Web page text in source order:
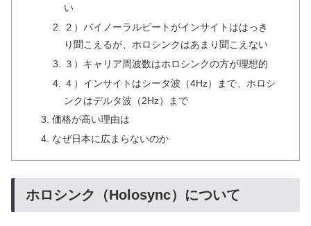
い
２）バイノーラルビートがインサイトははっき
り聞こえるが、ホロシンクはあまり聞こえない
３）キャリア周波数はホロシンクの方が理想的
４）インサイトはシータ波（4Hz）まで、ホロシ
ンクはデルタ波（2Hz）まで
価格が高い理由は
なぜ日本に広まらないのか
ホロシンク（Holosync）について